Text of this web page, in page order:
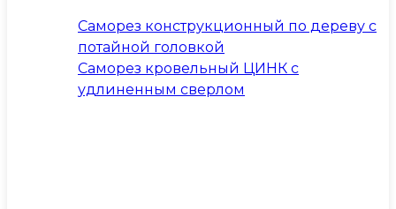
Саморез конструкционный по дереву с
потайной головкой
Саморез кровельный ЦИНК с
удлиненным сверлом